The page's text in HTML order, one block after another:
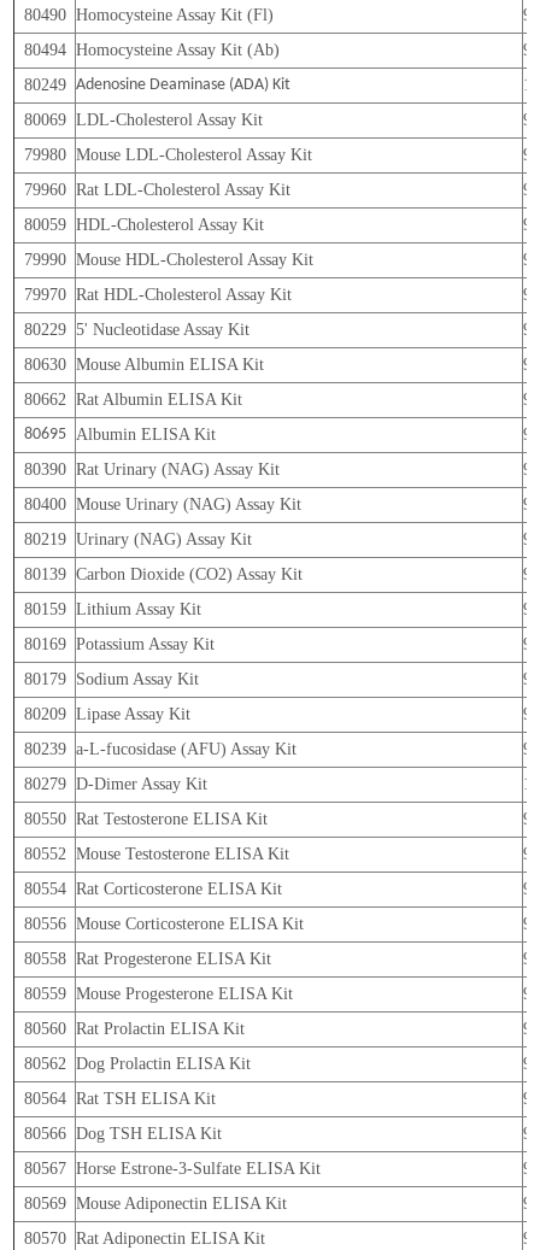
80490 Homocysteine Assay Kit (Fl)
80494 Homocysteine Assay Kit (Ab)
80249 Adenosine Deaminase (ADA) Kit
80069 LDL-Cholesterol Assay Kit
79980 Mouse LDL-Cholesterol Assay Kit
79960 Rat LDL-Cholesterol Assay Kit
80059 HDL-Cholesterol Assay Kit
79990 Mouse HDL-Cholesterol Assay Kit
79970 Rat HDL-Cholesterol Assay Kit
80229 5' Nucleotidase Assay Kit
80630 Mouse Albumin ELISA Kit
80662 Rat Albumin ELISA Kit
80695 Albumin ELISA Kit
80390 Rat Urinary (NAG) Assay Kit
80400 Mouse Urinary (NAG) Assay Kit
80219 Urinary (NAG) Assay Kit
80139 Carbon Dioxide (CO2) Assay Kit
80159 Lithium Assay Kit
80169 Potassium Assay Kit
80179
Sodium Assay Kit
80209 Lipase Assay Kit
80239 a-L-fucosidase (AFU) Assay Kit
80279 D-Dimer Assay Kit
80550 Rat Testosterone ELISA Kit
80552 Mouse Testosterone ELISA Kit
80554 Rat Corticosterone ELISA Kit
80556 Mouse Corticosterone ELISA Kit
80558 Rat Progesterone ELISA Kit
80559 Mouse Progesterone ELISA Kit
80560 Rat Prolactin ELISA Kit
80562 Dog Prolactin ELISA Kit
80564 Rat TSH ELISA Kit
80566 Dog TSH ELISA Kit
80567 Horse Estrone-3-Sulfate ELISA Kit
80569 Mouse Adiponectin ELISA Kit
80570 Rat Adiponectin ELISA Kit